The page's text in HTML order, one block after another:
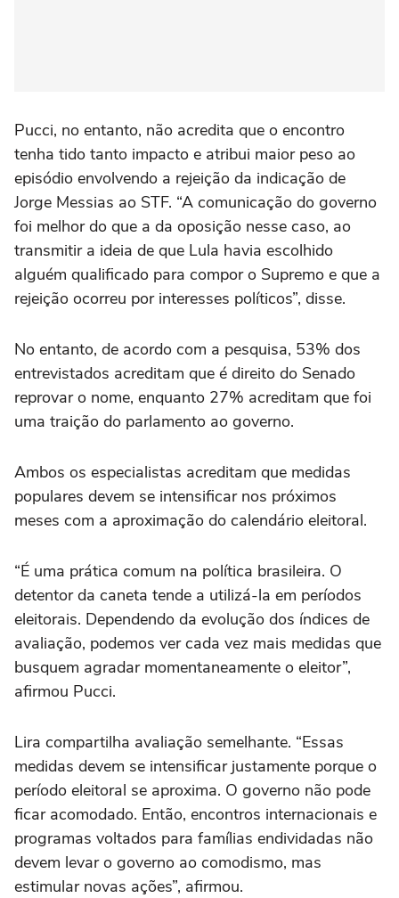
Pucci, no entanto, não acredita que o encontro
tenha tido tanto impacto e atribui maior peso ao
episódio envolvendo a rejeição da indicação de
Jorge Messias ao STF. “A comunicação do governo
foi melhor do que a da oposição nesse caso, ao
transmitir a ideia de que Lula havia escolhido
alguém qualificado para compor o Supremo e que a
rejeição ocorreu por interesses políticos”, disse.
No entanto, de acordo com a pesquisa, 53% dos
entrevistados acreditam que é direito do Senado
reprovar o nome, enquanto 27% acreditam que foi
uma traição do parlamento ao governo.
Ambos os especialistas acreditam que medidas
populares devem se intensificar nos próximos
meses com a aproximação do calendário eleitoral.
“É uma prática comum na política brasileira. O
detentor da caneta tende a utilizá-la em períodos
eleitorais. Dependendo da evolução dos índices de
avaliação, podemos ver cada vez mais medidas que
busquem agradar momentaneamente o eleitor”,
afirmou Pucci.
Lira compartilha avaliação semelhante. “Essas
medidas devem se intensificar justamente porque o
período eleitoral se aproxima. O governo não pode
ficar acomodado. Então, encontros internacionais e
programas voltados para famílias endividadas não
devem levar o governo ao comodismo, mas
estimular novas ações”, afirmou.